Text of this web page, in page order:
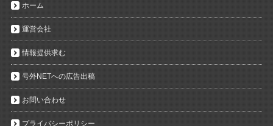
ホーム
運営会社
情報提供求む
号外NETへの広告出稿
お問い合わせ
プライバシーポリシー